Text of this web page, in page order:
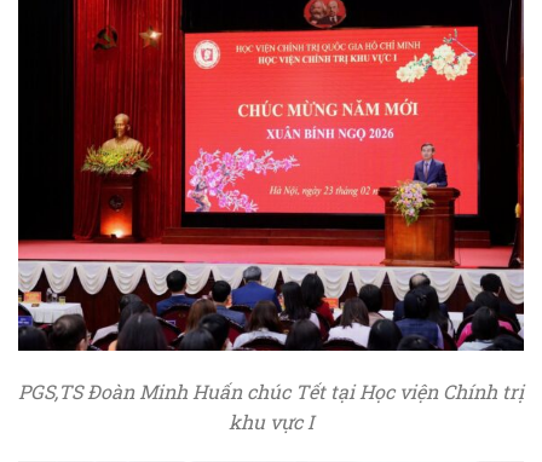
PGS,TS Đoàn Minh Huấn chúc Tết tại Học viện Chính trị
khu vực I